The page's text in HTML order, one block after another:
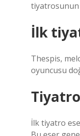
İlk
Thespis,
oyuncusu
İlk tiyatro